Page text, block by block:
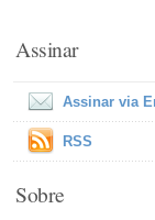
Assinar
Assinar via
RSS
Sobre